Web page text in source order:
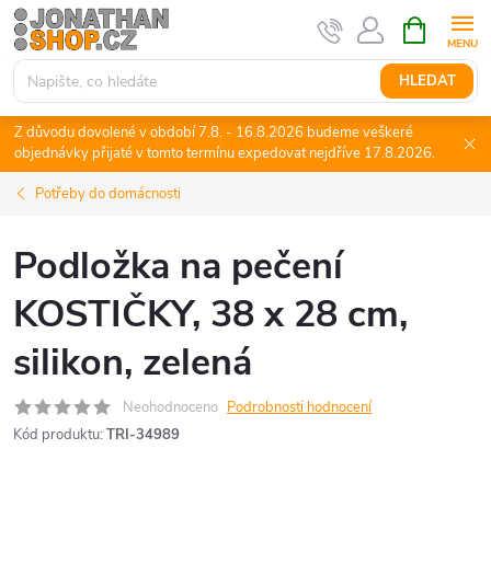
Přejít
na
obsah
HLEDAT
NÁKUPNÍ
KOŠÍK
Z důvodu dovolené v období 7.8. - 16.8.2026 budeme veškeré
objednávky přijaté v tomto termínu expedovat nejdříve 17.8.2026.
Potřeby do domácnosti
Podložka na pečení
KOSTIČKY, 38 x 28 cm,
silikon, zelená
Neohodnoceno Podrobnosti hodnocení
Kód produktu: TRI-34989